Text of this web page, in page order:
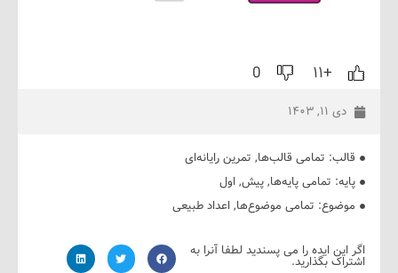
0
تمامی قالب‌ها,تمرین رایانه‌ای
تمامی پایه‌ها,پیش,اول
تمامی موضوع‌ها, اعداد طبیعی
ایده را می پسندید لطفا آنرا به
بگذارید.